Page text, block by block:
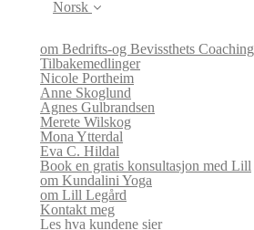
Norsk
om Bedrifts-og Bevissthets Coaching
Tilbakemedlinger
Nicole Portheim
Anne Skoglund
Agnes Gulbrandsen
Merete Wilskog
Mona Ytterdal
Eva C. Hildal
Book en gratis konsultasjon med Lill
om Kundalini Yoga
om Lill Legård
Kontakt meg
Les hva kundene sier